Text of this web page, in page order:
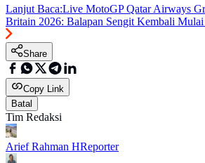
Lanjut Baca:Live MotoGP Qatar Airways
Britain 2026: Balapan Sengit Kembali
Share
Copy Link
Batal
Tim Redaksi
Arief Rahman HReporter